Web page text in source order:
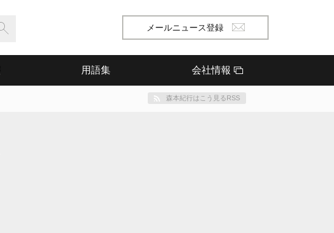
メールニュース登録
用語集 会社情報
森本紀行はこう見るRSS